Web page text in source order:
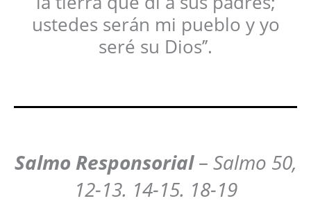
ustedes serán mi pueblo y yo
seré su Dios’’.
Salmo Responsorial – Salmo 50,
12-13. 14-15. 18-19